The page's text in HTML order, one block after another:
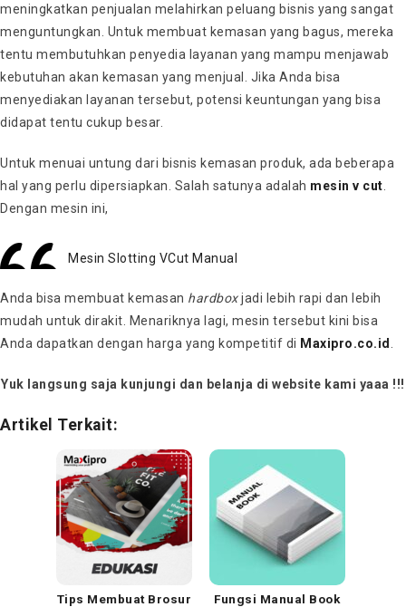
meningkatkan penjualan melahirkan peluang bisnis yang sangat
menguntungkan. Untuk membuat kemasan yang bagus, mereka
tentu membutuhkan penyedia layanan yang mampu menjawab
kebutuhan akan kemasan yang menjual. Jika Anda bisa
menyediakan layanan tersebut, potensi keuntungan yang bisa
didapat tentu cukup besar.
Untuk menuai untung dari bisnis kemasan produk, ada beberapa
hal yang perlu dipersiapkan. Salah satunya adalah mesin v cut
Dengan mesin ini,
Mesin Slotting VCut Manual
Anda bisa membuat kemasan hardboxjadi lebih rapi dan lebih
mudah untuk dirakit. Menariknya lagi, mesin tersebut kini bisa
Anda dapatkan dengan harga yang kompetitif di Maxipro.co.id
Yuk langsung saja kunjungi dan belanja di website kami yaaa !!!
Artikel Terkait:
Tips Membuat Brosur
Fungsi Manual Book